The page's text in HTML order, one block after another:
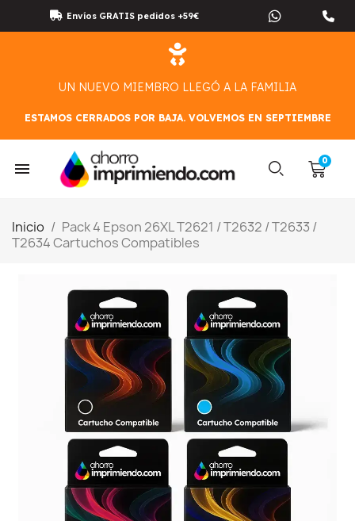
Envíos GRATIS pedidos +59€
UN NUEVO MIEMBRO LLEGÓ A LA FAMILIA
ESTAMOS CERRADOS POR BAJA. VOLVEMOS EN SEPTIEMBRE
Inicio
Pack 4 Epson 26XL T2621 / T2632 / T2633 /
T2634 Cartuchos Compatibles